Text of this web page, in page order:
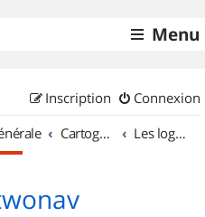
Menu
Connexion
Inscription
Cartographie et GPS Les logiciels